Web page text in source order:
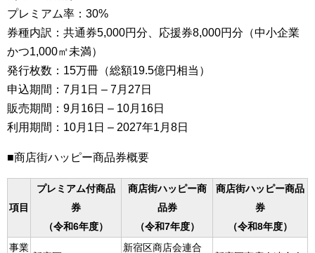
プレミアム率：30%
券種内訳：共通券5,000円分、応援券8,000円分（中小企業
かつ1,000㎡未満）
発行枚数：15万冊（総額19.5億円相当）
申込期間：7月1日 – 7月27日
販売期間：9月16日 – 10月16日
利用期間：10月1日 – 2027年1月8日
■商店街ハッピー商品券概要
項目
プレミアム付商品
券
（令和6年度）
商店街ハッピー商
品券
（令和7年度）
商店街ハッピー商品
券
（令和8年度）
事業
新宿区商店会連合